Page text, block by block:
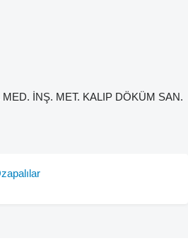
İNŞ. MET. KALIP DÖKÜM SAN.